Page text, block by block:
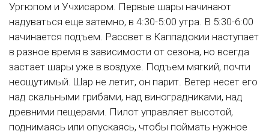
Ургюпом и Учхисаром. Первые шары начинают
надуваться еще затемно, в 4:30-5:00 утра. В 5:30-6:00
начинается подъем. Рассвет в Каппадокии наступает
в разное время в зависимости от сезона, но всегда
застает шары уже в воздухе. Подъем мягкий, почти
неощутимый. Шар не летит, он парит. Ветер несет его
над скальными грибами, над виноградниками, над
древними пещерами. Пилот управляет высотой,
поднимаясь или опускаясь, чтобы поймать нужное